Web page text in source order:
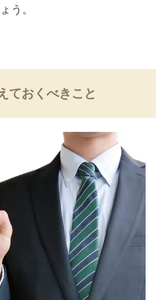
う。
ておくべきこと